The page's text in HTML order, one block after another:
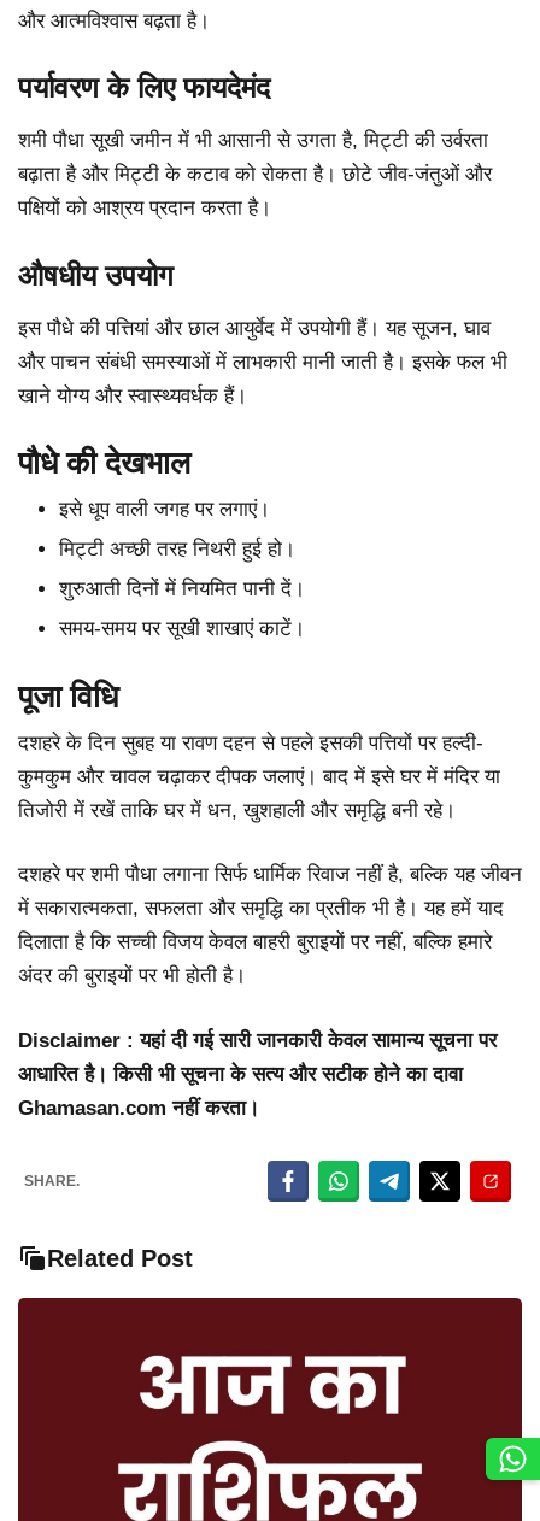
और आत्मविश्वास बढ़ता है।
पर्यावरण के लिए फायदेमंद
शमी पौधा सूखी जमीन में भी आसानी से उगता है, मिट्टी की उर्वरता
बढ़ाता है और मिट्टी के कटाव को रोकता है। छोटे जीव-जंतुओं और
पक्षियों को आश्रय प्रदान करता है।
औषधीय उपयोग
इस पौधे की पत्तियां और छाल आयुर्वेद में उपयोगी हैं। यह सूजन, घाव
और पाचन संबंधी समस्याओं में लाभकारी मानी जाती है। इसके फल भी
खाने योग्य और स्वास्थ्यवर्धक हैं।
पौधे की देखभाल
इसे धूप वाली जगह पर लगाएं।
मिट्टी अच्छी तरह निथरी हुई हो।
शुरुआती दिनों में नियमित पानी दें।
समय-समय पर सूखी शाखाएं काटें।
पूजा विधि
दशहरे के दिन सुबह या रावण दहन से पहले इसकी पत्तियों पर हल्दी-
कुमकुम और चावल चढ़ाकर दीपक जलाएं। बाद में इसे घर में मंदिर या
तिजोरी में रखें ताकि घर में धन, खुशहाली और समृद्धि बनी रहे।
दशहरे पर शमी पौधा लगाना सिर्फ धार्मिक रिवाज नहीं है, बल्कि यह जीवन
में सकारात्मकता, सफलता और समृद्धि का प्रतीक भी है। यह हमें याद
दिलाता है कि सच्ची विजय केवल बाहरी बुराइयों पर नहीं, बल्कि हमारे
अंदर की बुराइयों पर भी होती है।
Disclaimer : यहां दी गई सारी जानकारी केवल सामान्य सूचना पर
आधारित है। किसी भी सूचना के सत्य और सटीक होने का दावा
Ghamasan.com नहीं करता।
SHARE.
Related Post